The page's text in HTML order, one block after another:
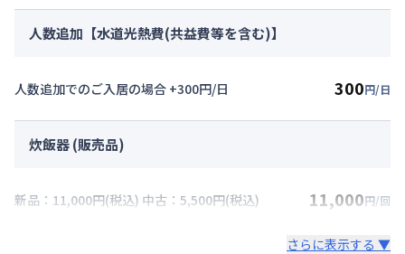
人数追加【水道光熱費(共益費等を含む)】
人数追加でのご入居の場合 +300円/日 300円/日
炊飯器 (販売品)
新品：11,000円(税込) 中古：5,500円(税込) 11,000円/回
さらに表示する ▼